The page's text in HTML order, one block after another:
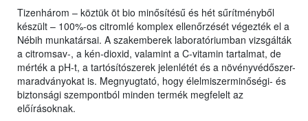
Tizenhárom – köztük öt bio minősítésű és hét sűrítményből
készült – 100%-os citromlé komplex ellenőrzését végezték el a
Nébih munkatársai. A szakemberek laboratóriumban vizsgálták
a citromsav-, a kén-dioxid, valamint a C-vitamin tartalmat, de
mérték a pH-t, a tartósítószerek jelenlétét és a növényvédőszer-
maradványokat is. Megnyugtató, hogy élelmiszerminőségi- és
biztonsági szempontból minden termék megfelelt az
előírásoknak.